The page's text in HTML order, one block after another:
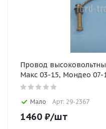
Провод
Макс 03-15, Мондео 07-
Мало Арт: 29-2367
1460 ₽/шт